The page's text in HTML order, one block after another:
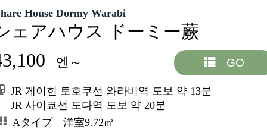
House Dormy Warabi
ェアハウス ドーミー蕨
엔～ GO
JR 게이힌 토호쿠선 와라비역 도보 약 13분
JR 사이쿄선 도다역 도보 약 20분
Aタイプ 洋室9.72㎡